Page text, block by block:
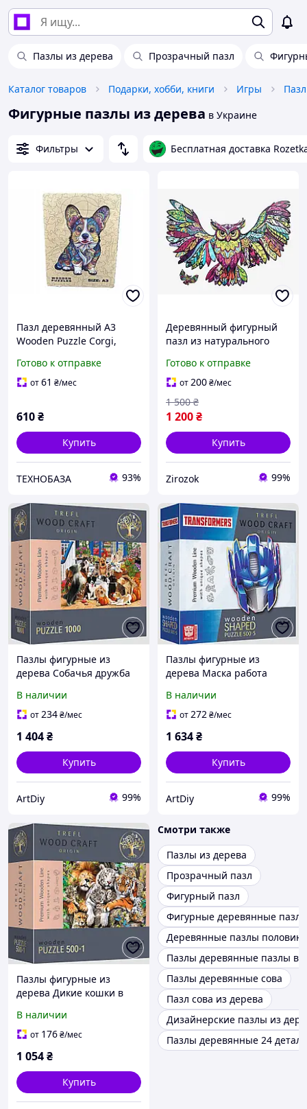
Пазлы из дерева Прозрачный пазл
Каталог товаров Подарки, хобби, книги Игры
Фигурные пазлы из дерева в Украине
Фильтры Бесплатная доставка
Пазл деревянный A3
Wooden Puzzle Corgi,
дерева
Готово к отправке
от61 ₴/мес
610₴
Купить
ТЕХНОБАЗА 93%
Деревянный фигурный
пазл из натурального
элементов 677х475 мм в
подарочной коробке
Готово к отправке
от200₴/мес
1 200₴
1 500 ₴
Купить
Zirozok 99%
Пазлы фигурные из
дерева Собачья дружба
В наличии
от234₴/мес
1 404₴
Купить
ArtDiy 99%
Пазлы фигурные из
дерева Маска работа
В наличии
от272₴/мес
1 634₴
Купить
ArtDiy 99%
Пазлы фигурные из
дерева Дикие кошки в
элементов Trefl
В наличии
от 176₴/мес
1 054₴
Купить
Смотри также
Пазлы из дерева
Прозрачный пазл
Фигурный пазл
Фигурные деревянные
Деревянные пазлы
Пазлы деревянные пазлы
Пазлы деревянные сова
Пазл сова из дерева
Дизайнерские пазлы из
Пазлы деревянные 24 детали